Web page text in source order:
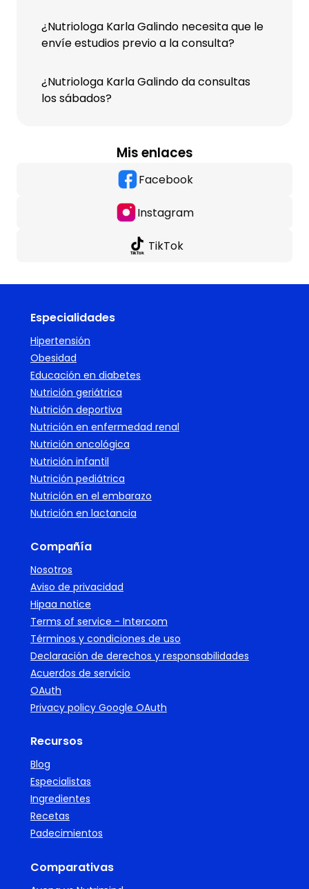
¿Nutriologa Karla Galindo necesita que le
envíe estudios previo a la consulta?
¿Nutriologa Karla Galindo da consultas
los sábados?
Mis enlaces
Facebook
Instagram
TikTok
Especialidades
Hipertensión
Obesidad
Educación en diabetes
Nutrición geriátrica
Nutrición deportiva
Nutrición en enfermedad renal
Nutrición oncológica
Nutrición infantil
Nutrición pediátrica
Nutrición en el embarazo
Nutrición en lactancia
Compañía
Nosotros
Aviso de privacidad
Hipaa notice
Terms of service - Intercom
Términos y condiciones de uso
Declaración de derechos y responsabilidades
Acuerdos de servicio
OAuth
Privacy policy Google OAuth
Recursos
Blog
Especialistas
Ingredientes
Recetas
Padecimientos
Comparativas